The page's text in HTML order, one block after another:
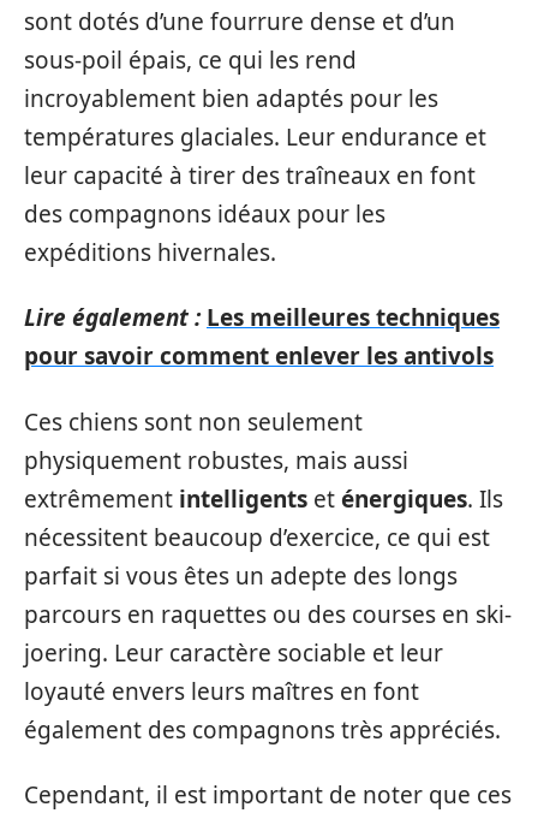
sont dotés d’une fourrure dense et d’un
sous-poil épais, ce qui les rend
incroyablement bien adaptés pour les
températures glaciales. Leur endurance et
leur capacité à tirer des traîneaux en font
des compagnons idéaux pour les
expéditions hivernales.
Lire également : Les meilleures techniques
pour savoir comment enlever les antivols
Ces chiens sont non seulement
physiquement robustes, mais aussi
extrêmement intelligents eténergiques. Ils
nécessitent beaucoup d’exercice, ce qui est
parfait si vous êtes un adepte des longs
parcours en raquettes ou des courses en ski-
joering. Leur caractère sociable et leur
loyauté envers leurs maîtres en font
également des compagnons très appréciés.
Cependant, il est important de noter que ces